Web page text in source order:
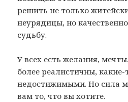
решить не только
неурядицы, но
судьбу.
У всех есть желания,
более реалистичны, какие-
недостижимыми. Но сила
вам то, что вы хотите.